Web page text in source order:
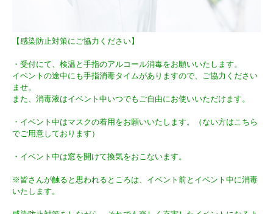
【感染防止対策にご協力ください】
・受付にて、検温と手指のアルコール消毒をお願いいたします。
イベントの途中にも手指消毒タイムがありますので、ご協力ください
ませ。
また、消毒液はイベント中いつでもご自由にお使いいただけます。
・イベント中はマスクの着用をお願いいたします。（ない方はこちら
でご用意しております）
・イベント中は窓を開けて換気をおこないます。
※皆さんが触ると思われるところは、イベント前とイベント中に消毒
いたします。